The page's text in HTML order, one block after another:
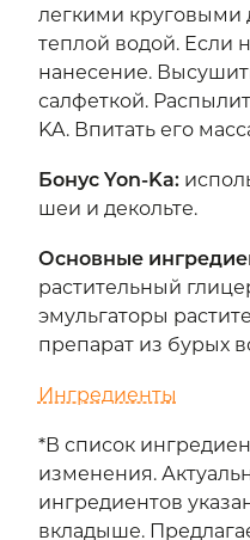
легкими
теплой водой. Если
нанесение.
салфеткой.
KA. Впитать его
Бонус Yon-Ka:
шеи и декольте.
Основные
растительный
эмульгаторы
препарат из бурых
Ингредиенты
*В список
изменения.
ингредиентов
вкладыше.